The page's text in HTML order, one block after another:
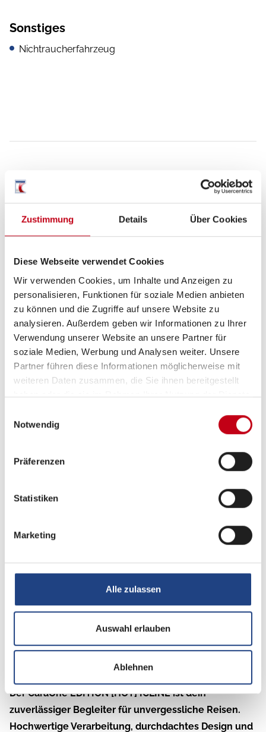
Zustimmung Details Über Cookies
Diese Webseite verwendet Cookies
Wir verwenden Cookies, um Inhalte und Anzeigen zu
personalisieren, Funktionen für soziale Medien anbieten
zu können und die Zugriffe auf unsere Website zu
analysieren. Außerdem geben wir Informationen zu Ihrer
Verwendung unserer Website an unsere Partner für
soziale Medien, Werbung und Analysen weiter. Unsere
Partner führen diese Informationen möglicherweise mit
weiteren Daten zusammen, die Sie ihnen bereitgestellt
haben oder die sie im Rahmen Ihrer Nutzung der Dienste
Notwendig
Präferenzen
Statistiken
Marketing
Alle zulassen
Auswahl erlauben
Ablehnen
Sonstiges
Nichtraucherfahrzeug
Grundrissbeschreibung
Einzelbett, Doppelbett längs ab 4 Schlafplätze
Sitzgruppe Rundsitzgruppe
Infrastruktur Küche, WC
Betten Einzelbett, Doppelbett längs
Beschreibung
Der CaraOne EDITION [HOT] ICLINE ist dein
zuverlässiger Begleiter für unvergessliche Reisen.
Hochwertige Verarbeitung, durchdachtes Design und